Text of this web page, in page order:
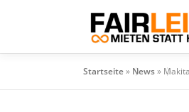
Startseite» News»